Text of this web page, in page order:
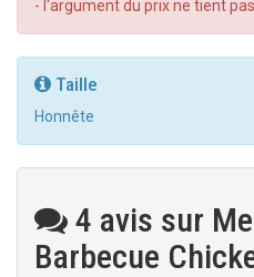
- l'argument du prix ne tient
Taille
Honnête
4 avis sur
Barbecue